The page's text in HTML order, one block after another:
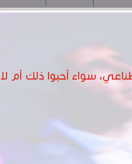
سواء أحبوا ذلك أم لا